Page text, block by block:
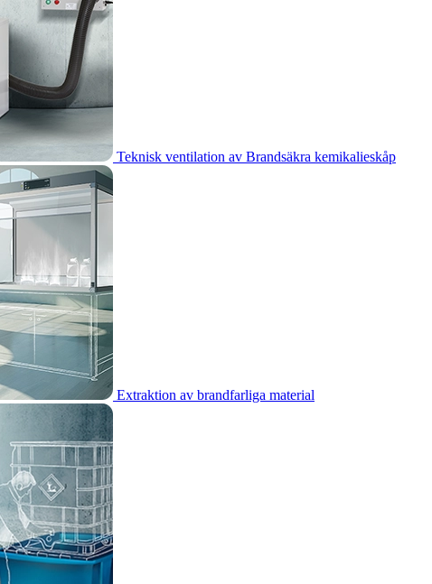
Teknisk ventilation av Brandsäkra kemikalieskåp
Extraktion av brandfarliga material